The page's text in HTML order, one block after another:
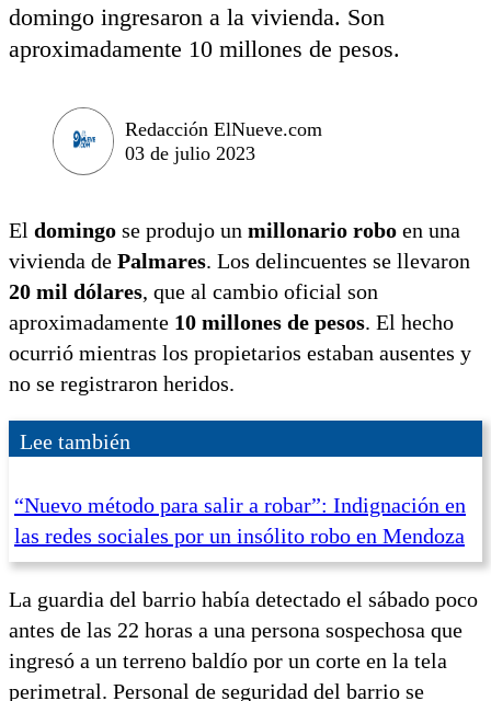
domingo ingresaron a la vivienda. Son
aproximadamente 10 millones de pesos.
Redacción ElNueve.com
03 de julio 2023
El domingo se produjo un millonario robo en una
vivienda de Palmares. Los delincuentes se llevaron
20 mil dólares, que al cambio oficial son
aproximadamente 10 millones de pesos. El hecho
ocurrió mientras los propietarios estaban ausentes y
no se registraron heridos.
Lee también
“Nuevo método para salir a robar”: Indignación en
las redes sociales por un insólito robo en Mendoza
La guardia del barrio había detectado el sábado poco
antes de las 22 horas a una persona sospechosa que
ingresó a un terreno baldío por un corte en la tela
perimetral. Personal de seguridad del barrio se